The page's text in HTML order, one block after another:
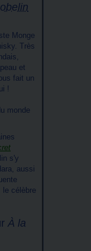
Monge
Très
et
fait un
!
monde
s'y
aussi
le célèbre
À la